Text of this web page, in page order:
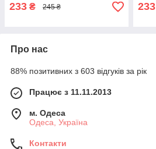
233 ₴ 245 ₴ 233
Про нас
88% позитивних з 603 відгуків за рік
Працює з 11.11.2013
м. Одеса
Одеса, Україна
Контакти